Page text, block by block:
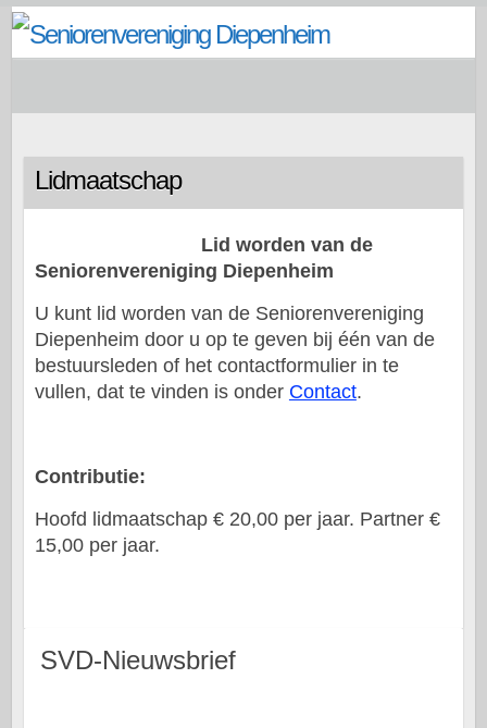
Doorgaan
naar
Lidmaatschap
Lid worden van de
Seniorenvereniging Diepenheim
U kunt lid worden van de Seniorenvereniging
Diepenheim door u op te geven bij één van de
bestuursleden of het contactformulier in te
vullen, dat te vinden is onder Contact.
Contributie:
Hoofd lidmaatschap € 20,00 per jaar. Partner €
15,00 per jaar.
SVD-Nieuwsbrief